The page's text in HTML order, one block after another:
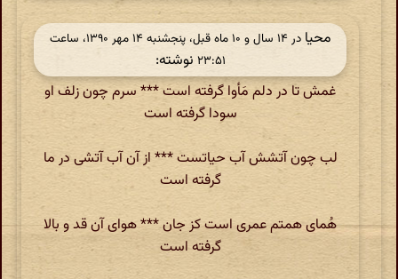
محیا
در ‫۱۴ سال و ۱۰ ماه قبل، پنجشنبه ۱۴ مهر ۱۳۹۰، ساعت
۲۳:۵۱ نوشته:
غمش تا در دلم مَأوا گرفته است *** سرم چون زلف او
سودا گرفته است
لب چون آتشش آب حیاتست *** از آن آب آتشی در ما
گرفته است
هُمای همتم عمری است کز جان *** هوای آن قد و بالا
گرفته است